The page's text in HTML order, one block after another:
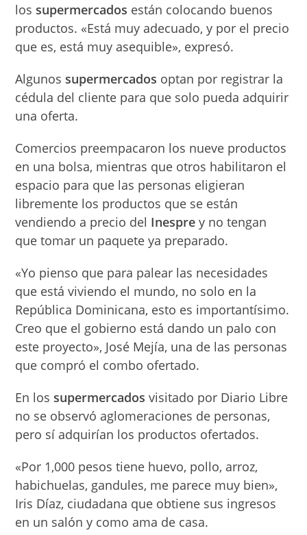
lossupermercados están colocando buenos
productos. «Está muy adecuado, y por el precio
que es, está muy asequible», expresó.
Algunossupermercados optan por registrar la
cédula del cliente para que solo pueda adquirir
una oferta.
Comercios preempacaron los nueve productos
en una bolsa, mientras que otros habilitaron el
espacio para que las personas eligieran
libremente los productos que se están
vendiendo a precio del Inespre y no tengan
que tomar un paquete ya preparado.
«Yo pienso que para palear las necesidades
que está viviendo el mundo, no solo en la
República Dominicana, esto es importantísimo.
Creo que el gobierno está dando un palo con
este proyecto», José Mejía, una de las personas
que compró el combo ofertado.
En lossupermercados visitado por Diario Libre
no se observó aglomeraciones de personas,
pero sí adquirían los productos ofertados.
«Por 1,000 pesos tiene huevo, pollo, arroz,
habichuelas, gandules, me parece muy bien»,
Iris Díaz, ciudadana que obtiene sus ingresos
en un salón y como ama de casa.